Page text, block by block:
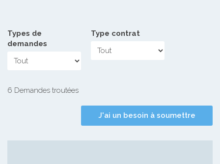
Types de
demandes
Type contrat
6 Demandes troutées
J'ai un besoin à soumettre